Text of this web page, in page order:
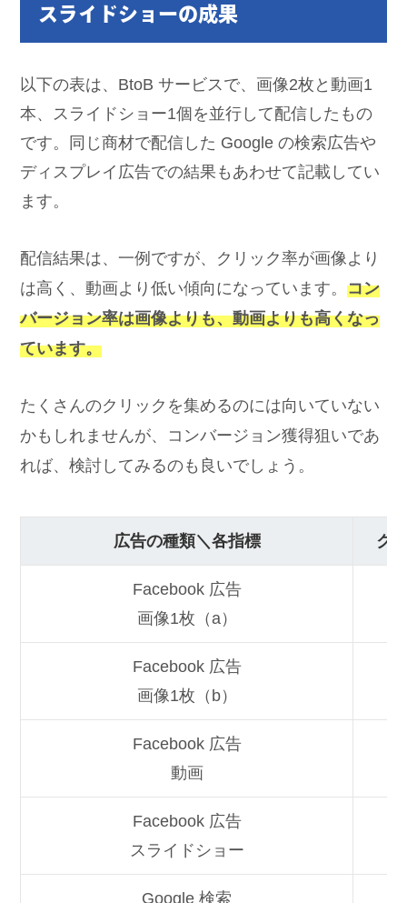
スライドショーの成果
以下の表は、BtoB サービスで、画像2枚と動画1
本、スライドショー1個を並行して配信したもの
です。同じ商材で配信した Google の検索広告や
ディスプレイ広告での結果もあわせて記載してい
ます。
配信結果は、一例ですが、クリック率が画像より
は高く、動画より低い傾向になっています。コン
バージョン率は画像よりも、動画よりも高くなっ
ています。
たくさんのクリックを集めるのには向いていない
かもしれませんが、コンバージョン獲得狙いであ
れば、検討してみるのも良いでしょう。
広告の種類＼各指標 ク
Facebook 広告
画像1枚（a）
Facebook 広告
画像1枚（b）
Facebook 広告
動画
Facebook 広告
スライドショー
Google 検索